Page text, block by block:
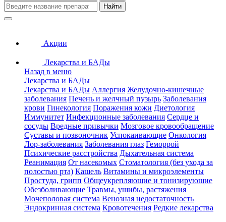
Найти
Акции
Лекарства и БАДы
Назад в меню
Лекарства и БАДы
Лекарства и БАДы Аллергия Желудочно-кишечные
заболевания Печень и желчный пузырь Заболевания
крови Гинекология Поражения кожи Диетология
Иммунитет Инфекционные заболевания Сердце и
сосуды Вредные привычки Мозговое кровообращение
Суставы и позвоночник Успокаивающие Онкология
Лор-заболевания Заболевания глаз Геморрой
Психические расстройства Дыхательная система
Реанимация От насекомых Стоматология (без ухода за
полостью рта) Кашель Витамины и микроэлементы
Простуда, грипп Общеукрепляющие и тонизирующие
Обезболивающие Травмы, ушибы, растяжения
Мочеполовая система Венозная недостаточность
Эндокринная система Кровотечения Редкие лекарства